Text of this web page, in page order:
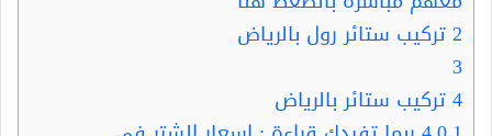
2تركيب ستائر رول بالرياض
3
4تركيب ستائر بالرياض